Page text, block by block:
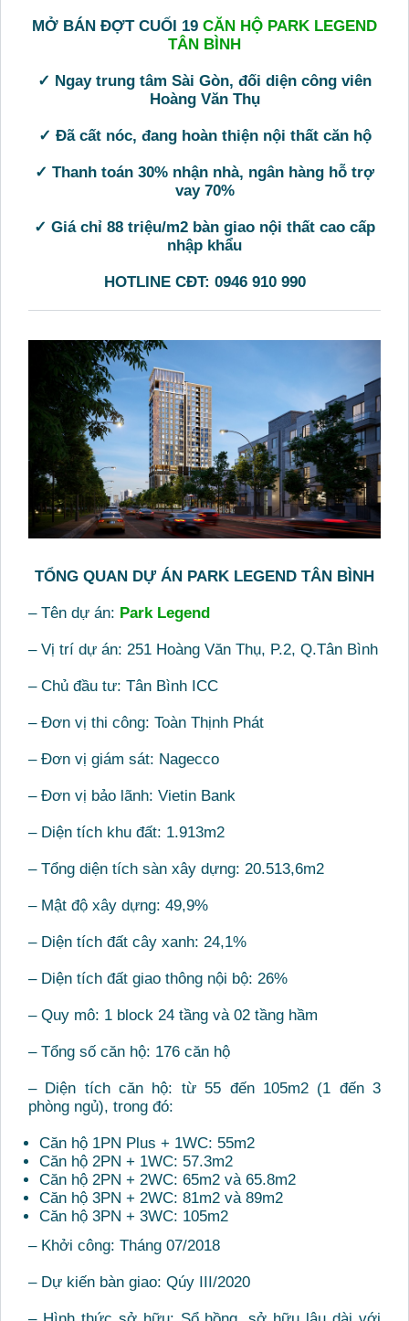
MỞ BÁN ĐỢT CUỐI 19 CĂN HỘ PARK LEGEND
TÂN BÌNH
✓ Ngay trung tâm Sài Gòn, đối diện công viên
Hoàng Văn Thụ
✓ Đã cất nóc, đang hoàn thiện nội thất căn hộ
✓ Thanh toán 30% nhận nhà, ngân hàng hỗ trợ
vay 70%
✓ Giá chỉ 88 triệu/m2 bàn giao nội thất cao cấp
nhập khẩu
HOTLINE CĐT: 0946 910 990
TỔNG QUAN DỰ ÁN PARK LEGEND TÂN BÌNH
– Tên dự án: Park Legend
– Vị trí dự án: 251 Hoàng Văn Thụ, P.2, Q.Tân Bình
– Chủ đầu tư: Tân Bình ICC
– Đơn vị thi công: Toàn Thịnh Phát
– Đơn vị giám sát: Nagecco
– Đơn vị bảo lãnh: Vietin Bank
– Diện tích khu đất: 1.913m2
– Tổng diện tích sàn xây dựng: 20.513,6m2
– Mật độ xây dựng: 49,9%
– Diện tích đất cây xanh: 24,1%
– Diện tích đất giao thông nội bộ: 26%
– Quy mô: 1 block 24 tầng và 02 tầng hầm
– Tổng số căn hộ: 176 căn hộ
– Diện tích căn hộ: từ 55 đến 105m2 (1 đến 3
phòng ngủ), trong đó:
Căn hộ 1PN Plus + 1WC: 55m2
Căn hộ 2PN + 1WC: 57.3m2
Căn hộ 2PN + 2WC: 65m2 và 65.8m2
Căn hộ 3PN + 2WC: 81m2 và 89m2
Căn hộ 3PN + 3WC: 105m2
– Khởi công: Tháng 07/2018
– Dự kiến bàn giao: Qúy III/2020